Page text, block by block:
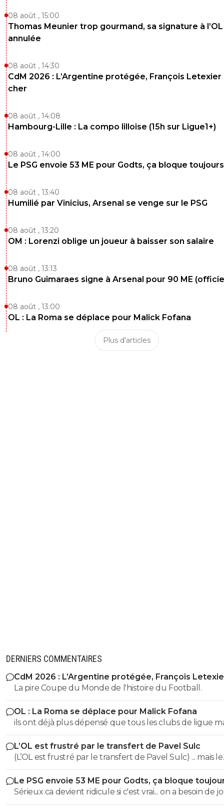
08 août , 15:00
Thomas Meunier trop gourmand, sa signature à l’OL
annulée
08 août , 14:30
CdM 2026 : L’Argentine protégée, François Letexier
cher
08 août , 14:08
Hambourg-Lille : La compo lilloise (15h sur Ligue1+)
08 août , 14:00
Le PSG envoie 53 ME pour Godts, ça bloque toujours
08 août , 13:40
Humilié par Vinicius, Arsenal se venge sur le PSG
08 août , 13:20
OM : Lorenzi oblige un joueur à baisser son salaire
08 août , 13:13
Bruno Guimaraes signe à Arsenal pour 90 ME
08 août , 13:00
OL : La Roma se déplace pour Malick Fofana
Plus d'articles
DERNIERS COMMENTAIRES
CdM 2026 : L’Argentine protégée, François
pris cher
La pire Coupe du Monde de l'histoire du Football.
OL : La Roma se déplace pour Malick Fofana
ils ont déjà plus dépensé que tous les clubs de ligue
réunis hors quatar.. ils veulent juste profitez au
des clubs qui sont beaucoup plus mal lotis qu'eux
du plus fort tout simplement..
L’OL est frustré par le transfert de Pavel Sulc
(L’OL est frustré par le transfert de Pavel Sulc) ... mais le
public aussi commence a être frustré ... la vente de ces
"excellents" joueurs dont fait partie Pavel Sulc ... pour
récupérer quoi ? qui? À un moment donné il faudra
arriver a construire dans le long terme... et avec ,
Le PSG envoie 53 ME pour Godts, ça bloque
Sérieux ca devient ridicule si c'est vrai... on a besoin de
pour la supercoupe ! sérieux a 5 ou 7M€ pres, go !!